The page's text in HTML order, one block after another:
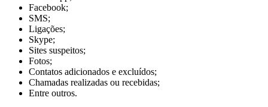
Facebook;
SMS;
Ligações;
Skype;
Sites suspeitos;
Fotos;
Contatos adicionados e excluídos;
Chamadas realizadas ou recebidas;
Entre outros.